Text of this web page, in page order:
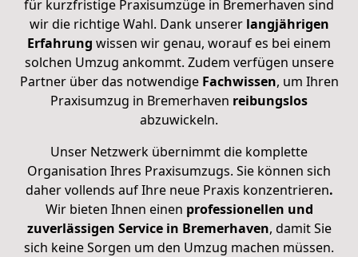
für kurzfristige Praxisumzüge in Bremerhaven sind
wir die richtige Wahl. Dank unsererlangjährigen
Erfahrung wissen wir genau, worauf es bei einem
solchen Umzug ankommt. Zudem verfügen unsere
Partner über das notwendige Fachwissen, um Ihren
Praxisumzug in Bremerhaven reibungslos
abzuwickeln.
Unser Netzwerk übernimmt die komplette
Organisation Ihres Praxisumzugs. Sie können sich
daher vollends auf Ihre neue Praxis konzentrieren.
Wir bieten Ihnen einen professionellen und
zuverlässigen Service in Bremerhaven, damit Sie
sich keine Sorgen um den Umzug machen müssen.